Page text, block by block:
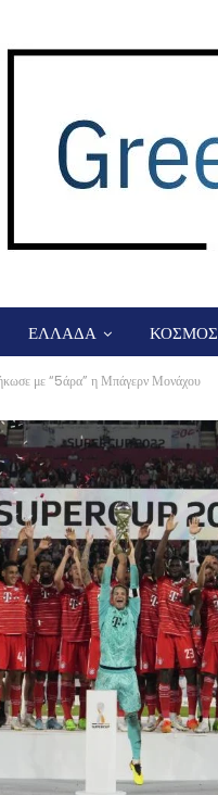
ΕΛΛΑΔΑ ΚΟΣΜΟΣ
με “5άρα” η Μπάγερν Μονάχου